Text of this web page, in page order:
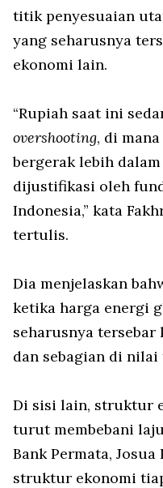
titik penyesuaian
yang seharusnya
ekonomi lain.
“Rupiah saat ini
overshooting, di
bergerak lebih
dijustifikasi oleh
Indonesia,” kata
tertulis.
Dia menjelaskan
ketika harga energi
seharusnya tersebar
dan sebagian di nilai
Di sisi lain, struktur
turut membebani
Bank Permata,
struktur ekonomi